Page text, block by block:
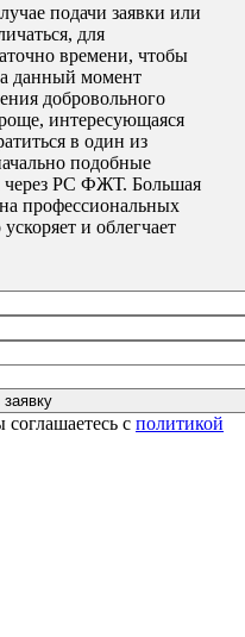
подачи заявки или
для
времени, чтобы
данный момент
добровольного
интересующаяся
в один из
подобные
РС ФЖТ. Большая
профессиональных
и облегчает
с политикой